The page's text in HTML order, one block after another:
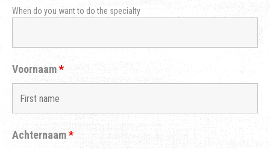
When do you want to do the specialty
Voornaam*
Achternaam*